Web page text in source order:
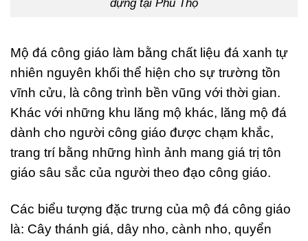
dựng tại Phú Thọ
Mộ đá công giáo làm bằng chất liệu đá xanh tự
nhiên nguyên khối thể hiện cho sự trường tồn
vĩnh cửu, là công trình bền vũng với thời gian.
Khác với những khu lăng mộ khác, lăng mộ đá
dành cho người công giáo được chạm khắc,
trang trí bằng những hình ảnh mang giá trị tôn
giáo sâu sắc của người theo đạo công giáo.
Các biểu tượng đặc trưng của mộ đá công giáo
là: Cây thánh giá, dây nho, cành nho, quyển